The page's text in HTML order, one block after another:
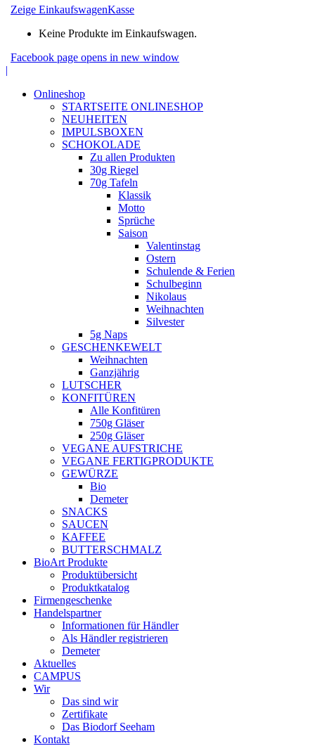
Zeige EinkaufswagenKasse
Keine Produkte im Einkaufswagen.
Facebook page opens in new window
|
Onlineshop
STARTSEITE ONLINESHOP
NEUHEITEN
IMPULSBOXEN
SCHOKOLADE
Zu allen Produkten
30g Riegel
70g Tafeln
Klassik
Motto
Sprüche
Saison
Valentinstag
Ostern
Schulende & Ferien
Schulbeginn
Nikolaus
Weihnachten
Silvester
5g Naps
GESCHENKEWELT
Weihnachten
Ganzjährig
LUTSCHER
KONFITÜREN
Alle Konfitüren
750g Gläser
250g Gläser
VEGANE AUFSTRICHE
VEGANE FERTIGPRODUKTE
GEWÜRZE
Bio
Demeter
SNACKS
SAUCEN
KAFFEE
BUTTERSCHMALZ
BioArt Produkte
Produktübersicht
Produktkatalog
Firmengeschenke
Handelspartner
Informationen für Händler
Als Händler registrieren
Demeter
Aktuelles
CAMPUS
Wir
Das sind wir
Zertifikate
Das Biodorf Seeham
Kontakt